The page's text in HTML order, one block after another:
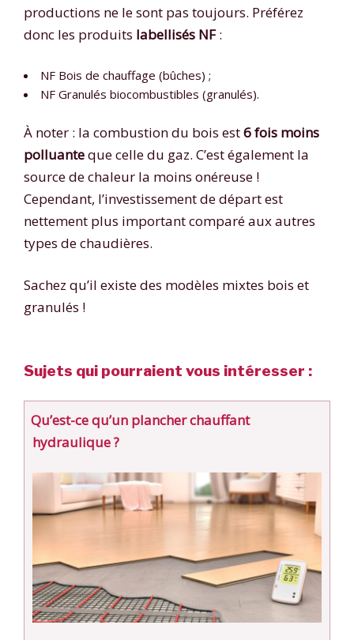
productions ne le sont pas toujours. Préférez
donc les produits labellisés NF:
NF Bois de chauffage (bûches) ;
NF Granulés biocombustibles (granulés).
À noter : la combustion du bois est6 fois moins
polluanteque celle du gaz. C’est également la
source de chaleur la moins onéreuse !
Cependant, l’investissement de départ est
nettement plus important comparé aux autres
types de chaudières.
Sachez qu’il existe des modèles mixtes bois et
granulés !
Sujets qui pourraient vous intéresser :
Qu’est-ce qu’un plancher chauffant
hydraulique ?